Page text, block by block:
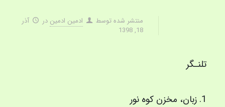
منتشر شده توسط ادمین ادمین در
آذر
18, 1398
تلنـگر
1. زبان، مخزن کوه نور